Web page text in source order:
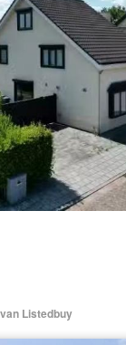
Listedbuy